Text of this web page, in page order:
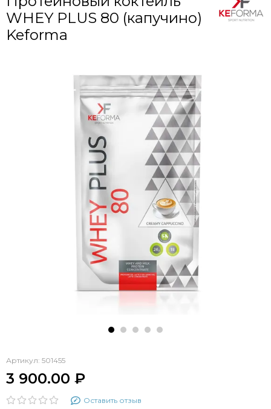
WHEY PLUS 80 (капучино)
Keforma
Артикул: 501455
3 900.00 ₽
Оставить отзыв